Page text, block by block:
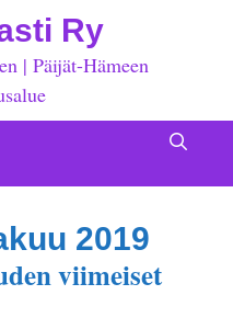
Ry
| Päijät-Hämeen
2019
viimeiset